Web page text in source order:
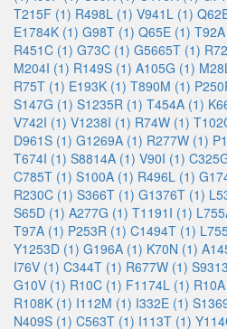
T215F (1) R498L (1) V941L (1)
E1784K (1) G98T (1) Q65E (1)
R451C (1) G73C (1) G5665T (1)
M204I (1) R149S (1) A105G (1)
R75T (1) E193K (1) T890M (1)
S147G (1) S1235R (1) T454A (1)
V742I (1) V1238I (1) R74W (1)
D961S (1) G1269A (1) R277W (1)
T674I (1) S8814A (1) V90I (1)
C785T (1) S100A (1) R496L (1)
R230C (1) S366T (1) G1376T (1)
S65D (1) A277G (1) T1191I (1)
T97A (1) P253R (1) C1494T (1)
Y1253D (1) G196A (1) K70N (1)
I76V (1) C344T (1) R677W (1)
G10V (1) R10C (1) F1174L (1)
R108K (1) I112M (1) I332E (1)
N409S (1) C563T (1) I113T (1)